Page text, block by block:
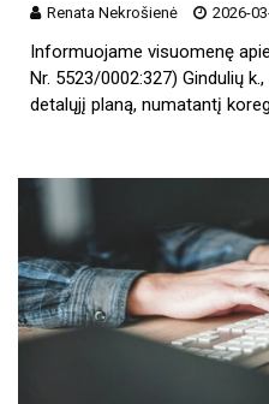
Renata Nekrošienė 2026-
Informuojame visuomenę
Nr. 5523/0002:327) Gindulių
detalųjį planą, numatantį